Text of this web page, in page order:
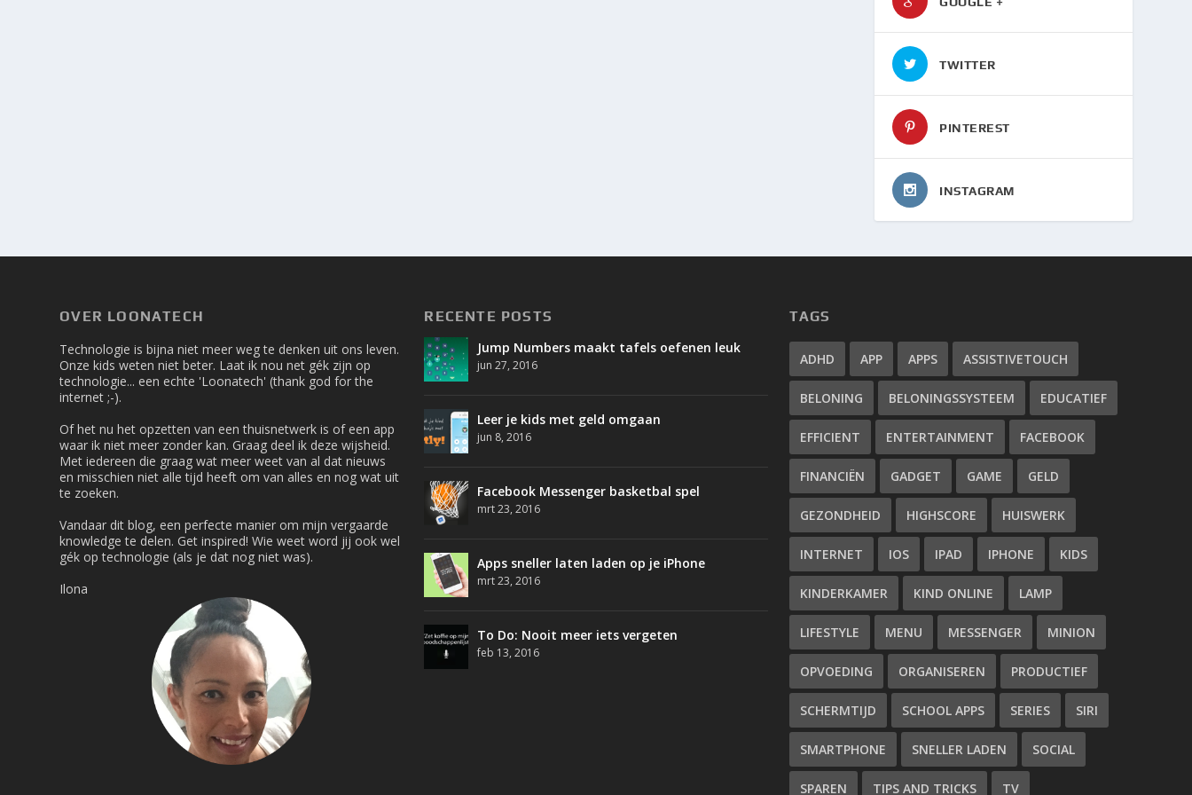
TWITTER
PINTEREST
INSTAGRAM
OVER LOONATECH
Technologie is bijna niet meer weg te denken uit ons leven.
Onze kids weten niet beter. Laat ik nou net gék zijn op
technologie... een echte 'Loonatech' (thank god for the
internet ;-).
Of het nu het opzetten van een thuisnetwerk is of een app
waar ik niet meer zonder kan. Graag deel ik deze wijsheid.
Met iedereen die graag wat meer weet van al dat nieuws
en misschien niet alle tijd heeft om van alles en nog wat uit
te zoeken.
Vandaar dit blog, een perfecte manier om mijn vergaarde
knowledge te delen. Get inspired! Wie weet word jij ook wel
gék op technologie (als je dat nog niet was).
Ilona
RECENTE POSTS
Jump Numbers maakt tafels oefenen leuk
jun 27, 2016
Leer je kids met geld omgaan
jun 8, 2016
Facebook Messenger basketbal spel
mrt 23, 2016
Apps sneller laten laden op je iPhone
mrt 23, 2016
To Do: Nooit meer iets vergeten
feb 13, 2016
TAGS
ADHD APP APPS ASSISTIVETOUCH
BELONING BELONINGSSYSTEEM EDUCATIEF
EFFICIENT ENTERTAINMENT FACEBOOK
FINANCIËN GADGET GAME GELD
GEZONDHEID HIGHSCORE HUISWERK
INTERNET IOS IPAD IPHONE KIDS
KINDERKAMER KIND ONLINE LAMP
LIFESTYLE MENU MESSENGER MINION
OPVOEDING ORGANISEREN PRODUCTIEF
SCHERMTIJD SCHOOL APPS SERIES SIRI
SMARTPHONE SNELLER LADEN SOCIAL
SPAREN TIPS AND TRICKS TV